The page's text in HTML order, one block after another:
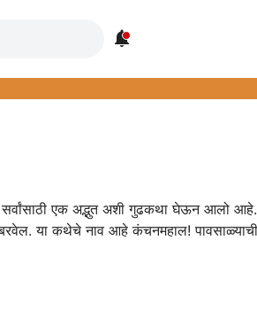

सर्वांसाठी एक अद्भुत अशी गुढकथा घेऊन आलो आहे.
या कथेचे नाव आहे कंचनमहाल! पावसाळ्याची